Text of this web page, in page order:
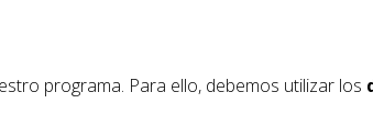
programa. Para ello, debemos utilizar los